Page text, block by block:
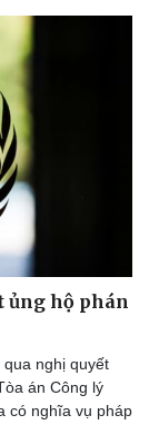
ủng hộ phán
nghị quyết
án Công lý
có nghĩa vụ pháp